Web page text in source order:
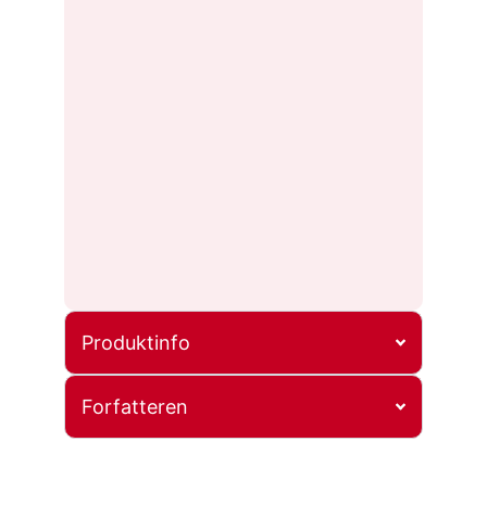
Produktinfo
Forfatteren